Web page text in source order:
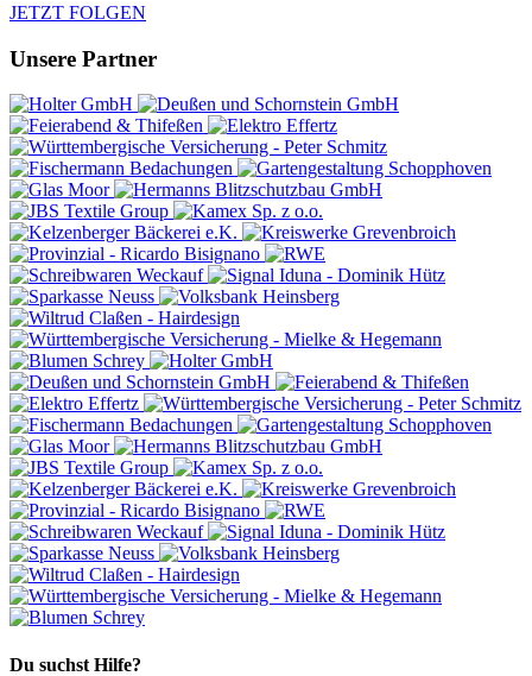
JETZT FOLGEN
Unsere Partner
Du suchst Hilfe?